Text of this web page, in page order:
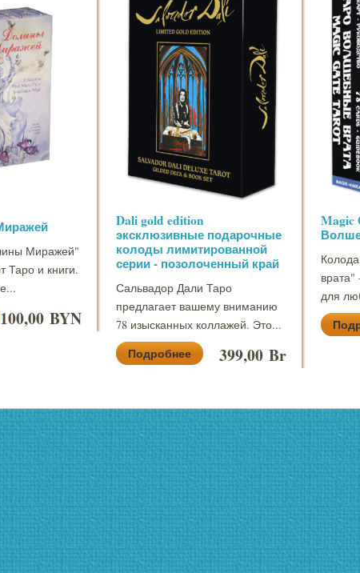
Миражей"
Таро и книги.
100,00 BYN
Dali gold edition
эксклюзивные подарочные
колоды лимитированной
серии - позолоченный край
Сальвадор Дали Таро
предлагает вашему вниманию
78 изысканных коллажей. Это...
Подробнее 399,00 Br
Magic
врата"
для